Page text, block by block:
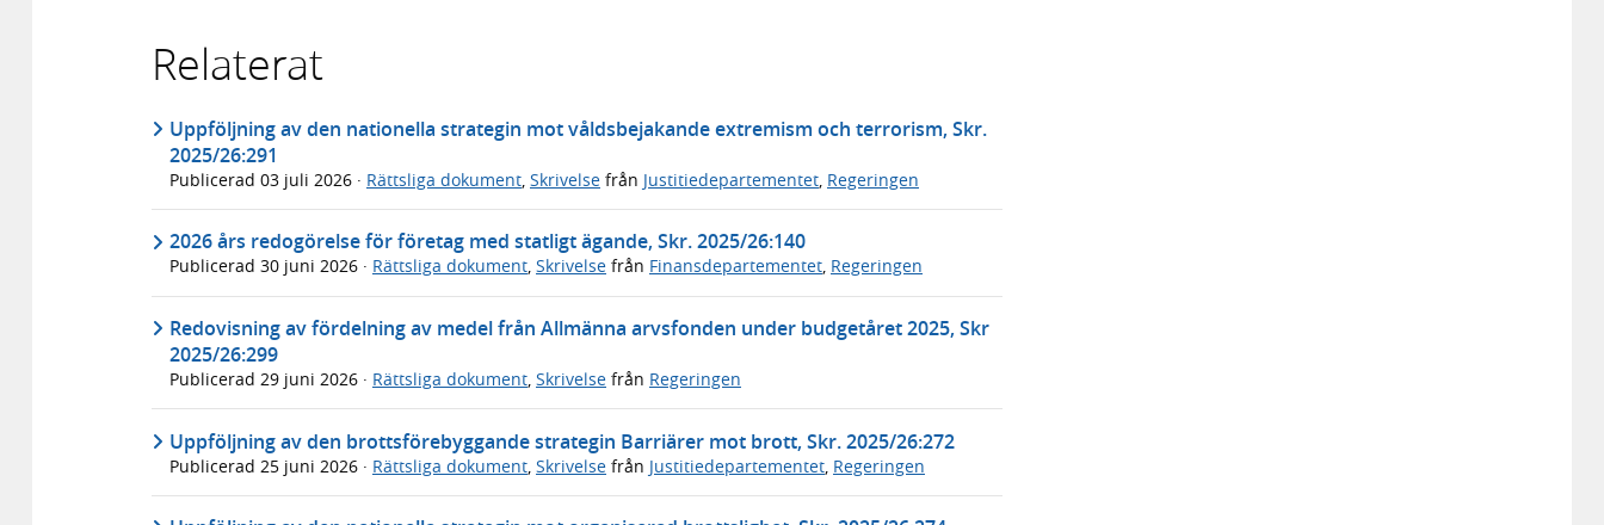
Relaterat
Uppföljning av den nationella strategin mot våldsbejakande extremism och terrorism, Skr.
2025/26:291
Publicerad 03 juli 2026 · Rättsliga dokument Skrivelse från Justitiedepartementet Regeringen
2026 års redogörelse för företag med statligt ägande, Skr. 2025/26:140
Publicerad 30 juni 2026 · Rättsliga dokument, Skrivelse från Finansdepartementet, Regeringen
Redovisning av fördelning av medel från Allmänna arvsfonden under budgetåret 2025, Skr
2025/26:299
Publicerad 29 juni 2026 · Rättsliga dokument, Skrivelse från Regeringen
Uppföljning av den brottsförebyggande strategin Barriärer mot brott, Skr. 2025/26:272
Publicerad 25 juni 2026 · Rättsliga dokument Skrivelse från Justitiedepartementet Regeringen